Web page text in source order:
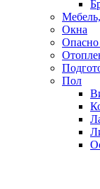
Окна
Пол